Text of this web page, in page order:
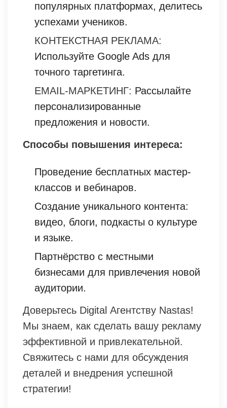
популярных платформах, делитесь
успехами учеников.
КОНТЕКСТНАЯ РЕКЛАМА:
Используйте Google Ads для
точного таргетинга.
EMAIL-МАРКЕТИНГ: Рассылайте
персонализированные
предложения и новости.
Способы повышения интереса:
Проведение бесплатных мастер-
классов и вебинаров.
Создание уникального контента:
видео, блоги, подкасты о культуре
и языке.
Партнёрство с местными
бизнесами для привлечения новой
аудитории.
Доверьтесь Digital Агентству Nastas!
Мы знаем, как сделать вашу рекламу
эффективной и привлекательной.
Свяжитесь с нами для обсуждения
деталей и внедрения успешной
стратегии!